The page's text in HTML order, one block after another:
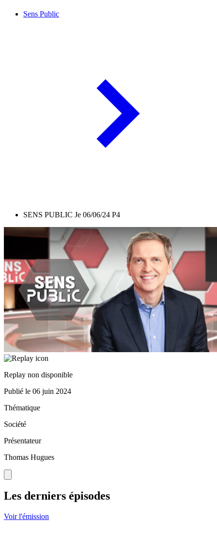
Sens Public
SENS PUBLIC Je 06/06/24 P4
Replay non disponible
Publié le 06 juin 2024
Thématique
Société
Présentateur
Thomas Hugues
Les derniers épisodes
Voir l'émission